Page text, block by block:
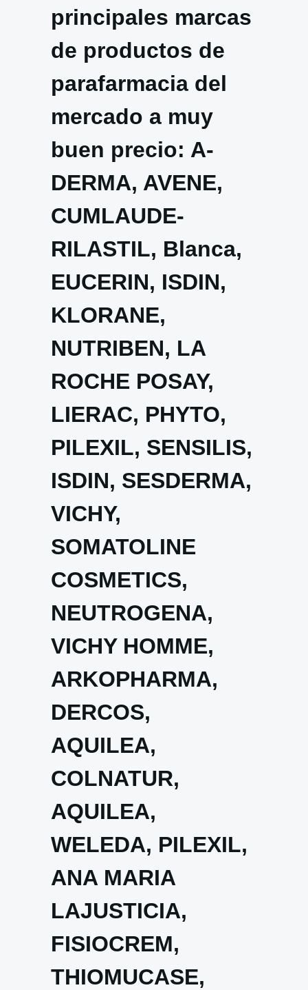
principales marcas
de productos de
parafarmacia del
mercado a muy
buen precio: A-
DERMA, AVENE,
CUMLAUDE-
RILASTIL, Blanca,
EUCERIN, ISDIN,
KLORANE,
NUTRIBEN, LA
ROCHE POSAY,
LIERAC, PHYTO,
PILEXIL, SENSILIS,
ISDIN, SESDERMA,
VICHY,
SOMATOLINE
COSMETICS,
NEUTROGENA,
VICHY HOMME,
ARKOPHARMA,
DERCOS,
AQUILEA,
COLNATUR,
AQUILEA,
WELEDA, PILEXIL,
ANA MARIA
LAJUSTICIA,
FISIOCREM,
THIOMUCASE,